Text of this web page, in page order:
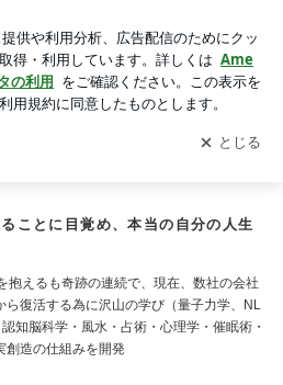
ブログの更新通知
を受け取りまし
開く
ことに目覚め、本当の自分の人生
抱えるも奇跡の連続で、現在、数社の会社
ら復活する為に沢山の学び（量子力学、NL
知脳科学・風水・占術・心理学・催眠術・
創造の仕組みを開発